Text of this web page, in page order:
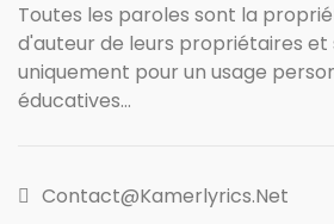
Toutes les paroles sont la
d'auteur de leurs propriétaires et
uniquement pour un usage
éducatives...
Contact@kamerlyrics.net